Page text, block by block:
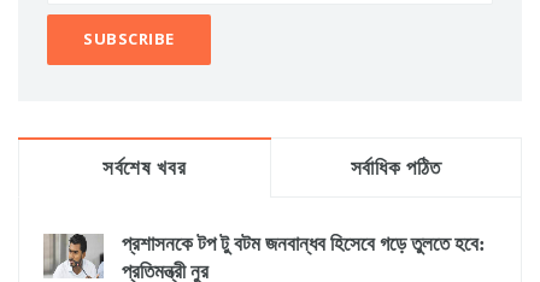
সর্বশেষ খবর সর্বাধিক পঠিত
প্রশাসনকে টপ টু বটম জনবান্ধব হিসেবে গড়ে তুলতে হবে:
প্রতিমন্ত্রী নুর